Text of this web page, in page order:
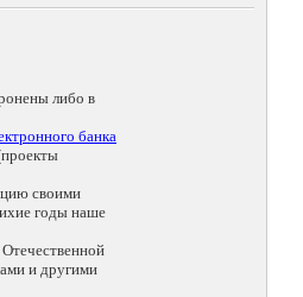
либо в
банка
своими
годы наше
и другими